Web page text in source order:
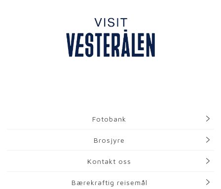
Fotobank
Brosjyre
Kontakt oss
Bærekraftig reisemål